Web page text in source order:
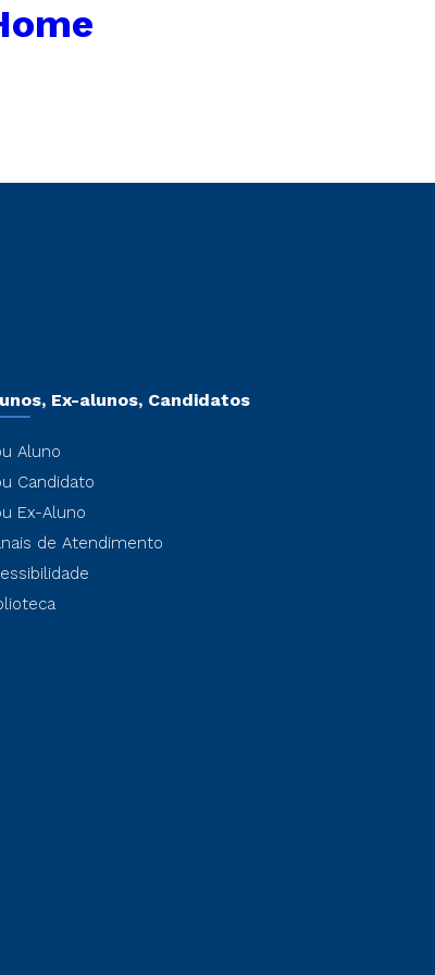
Ex-alunos, Candidatos
Aluno
Candidato
Ex-Aluno
de Atendimento